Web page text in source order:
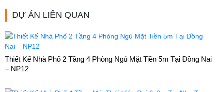
DỰ ÁN LIÊN QUAN
Thiết Kế Nhà Phố 2 Tầng 4 Phòng Ngủ Mặt Tiền 5m Tại Đồng Nai
– NP12